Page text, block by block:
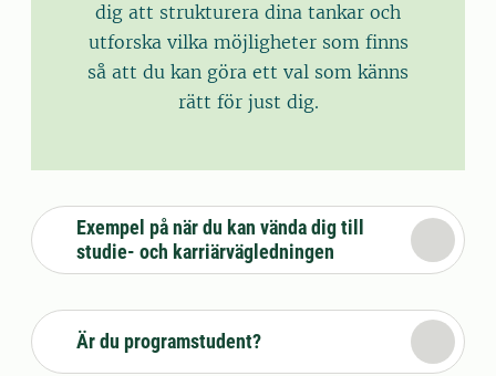
dig att strukturera dina tankar och
utforska vilka möjligheter som finns
så att du kan göra ett val som känns
rätt för just dig.
Exempel på när du kan vända dig till
studie- och karriärvägledningen
Är du programstudent?